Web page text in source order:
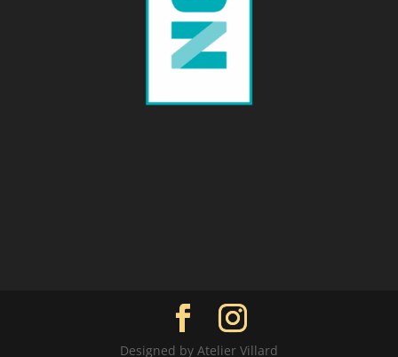
Designed by Atelier Villard